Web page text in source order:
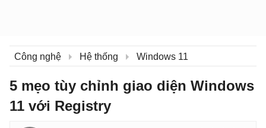
Công nghệ Hệ thống Windows 11
5 mẹo tùy chỉnh giao diện Windows
11 với Registry